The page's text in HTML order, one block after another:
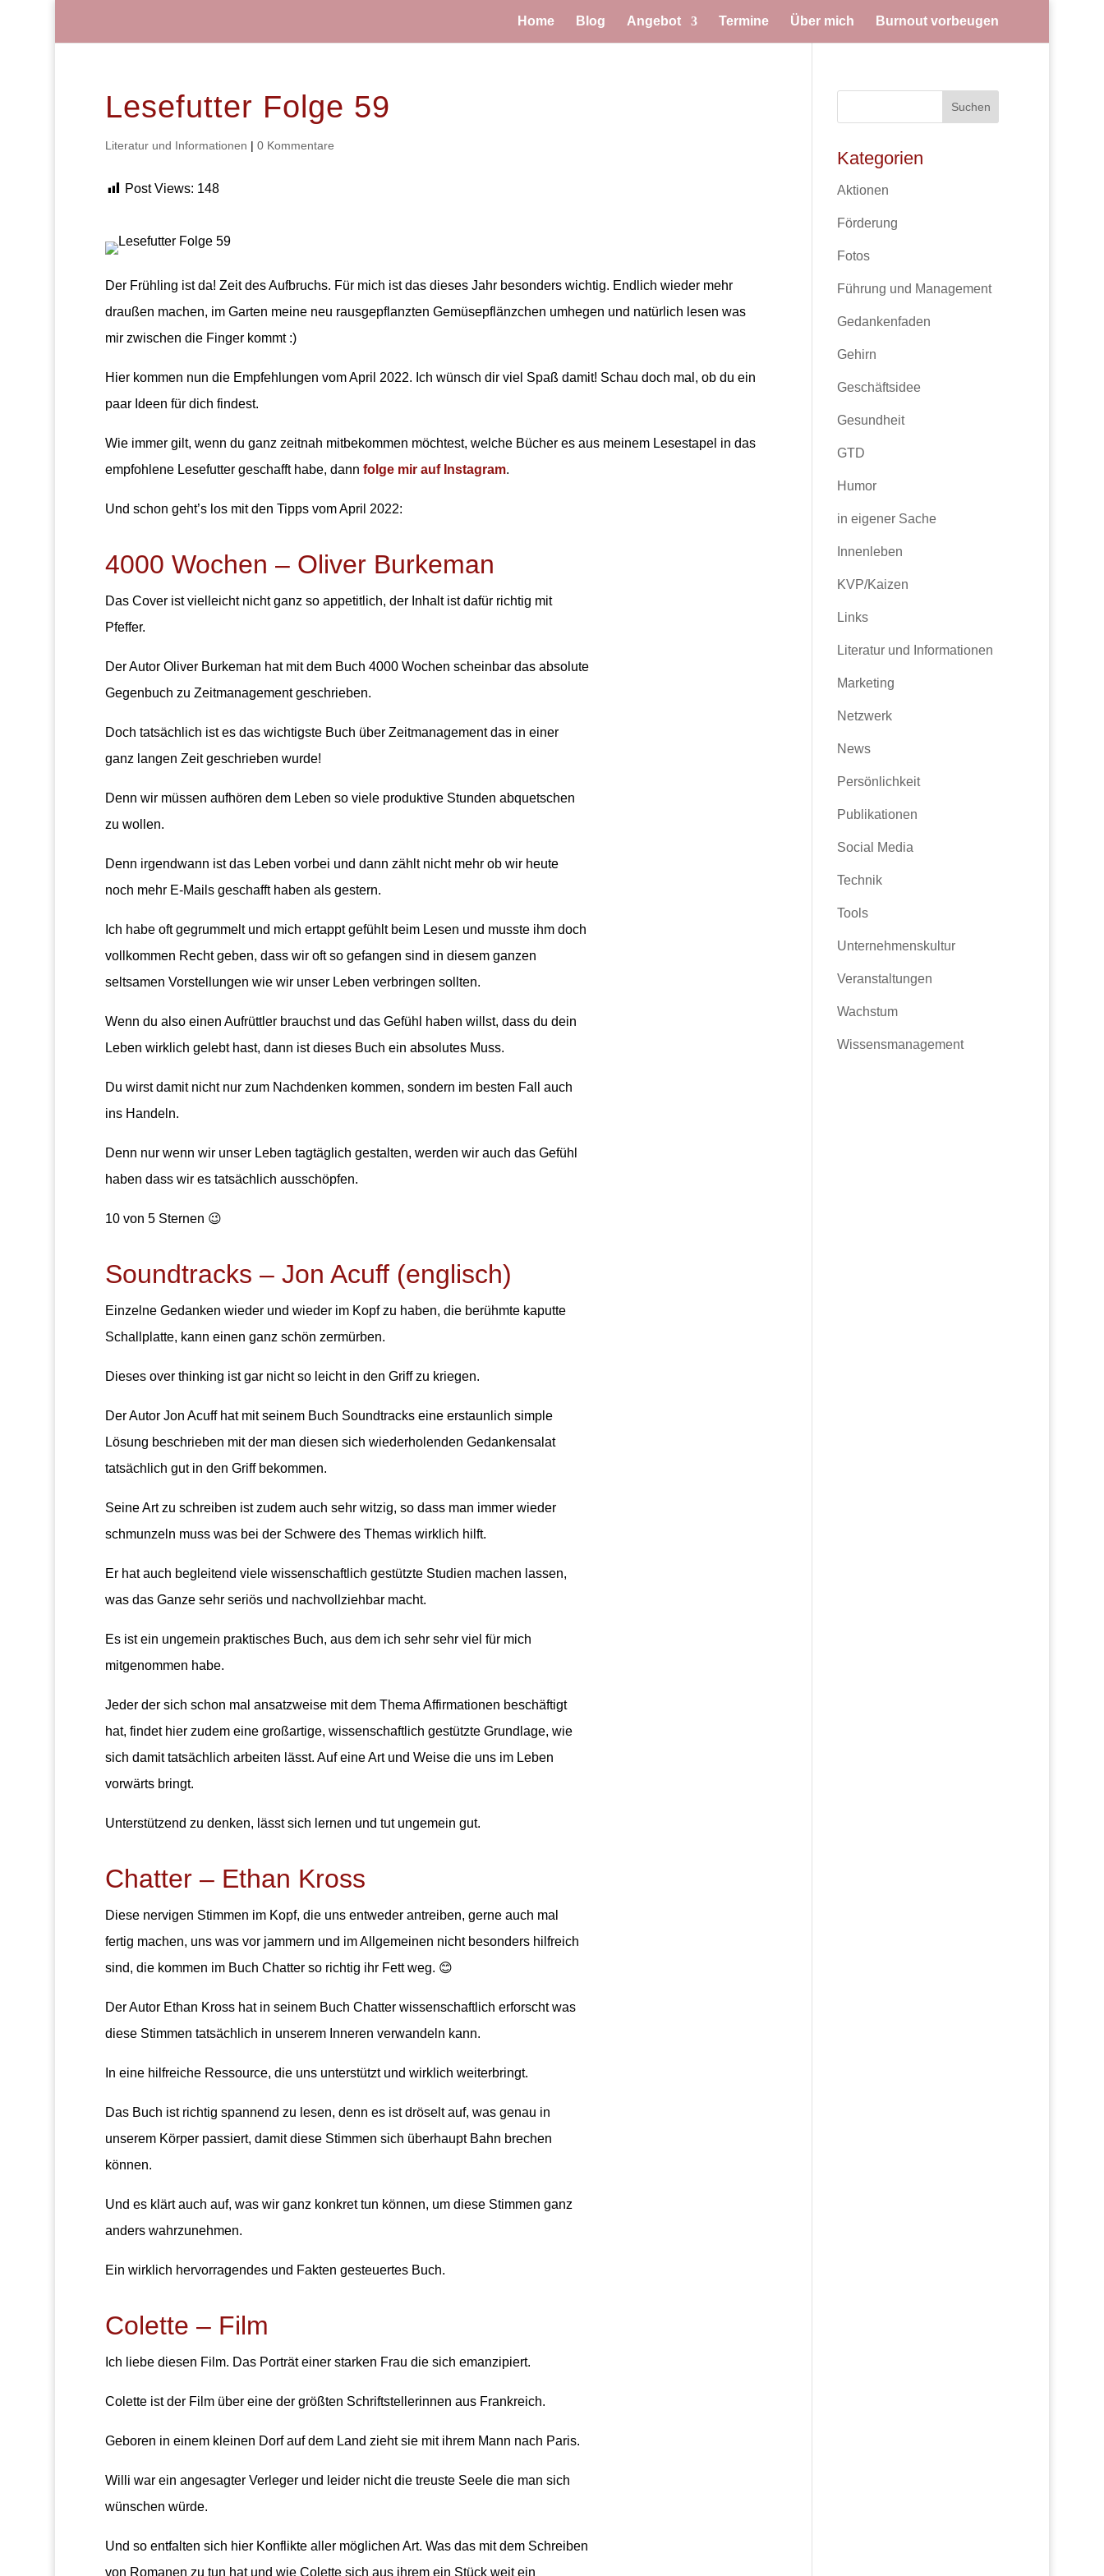
Home Blog Angebot Termine Über mich Burnout vorbeugen
Lesefutter Folge 59
Literatur und Informationen | 0 Kommentare
Post Views: 148
Der Frühling ist da! Zeit des Aufbruchs. Für mich ist das dieses Jahr besonders wichtig. Endlich wieder mehr
draußen machen, im Garten meine neu rausgepflanzten Gemüsepflänzchen umhegen und natürlich lesen was
mir zwischen die Finger kommt :)
Hier kommen nun die Empfehlungen vom April 2022. Ich wünsch dir viel Spaß damit! Schau doch mal, ob du ein
paar Ideen für dich findest.
Wie immer gilt, wenn du ganz zeitnah mitbekommen möchtest, welche Bücher es aus meinem Lesestapel in das
empfohlene Lesefutter geschafft habe, dann folge mir auf Instagram.
Und schon geht’s los mit den Tipps vom April 2022:
4000 Wochen – Oliver Burkeman
Das Cover ist vielleicht nicht ganz so appetitlich, der Inhalt ist dafür richtig mit
Pfeffer.
Der Autor Oliver Burkeman hat mit dem Buch 4000 Wochen scheinbar das absolute
Gegenbuch zu Zeitmanagement geschrieben.
Doch tatsächlich ist es das wichtigste Buch über Zeitmanagement das in einer
ganz langen Zeit geschrieben wurde!
Denn wir müssen aufhören dem Leben so viele produktive Stunden abquetschen
zu wollen.
Denn irgendwann ist das Leben vorbei und dann zählt nicht mehr ob wir heute
noch mehr E-Mails geschafft haben als gestern.
Ich habe oft gegrummelt und mich ertappt gefühlt beim Lesen und musste ihm doch
vollkommen Recht geben, dass wir oft so gefangen sind in diesem ganzen
seltsamen Vorstellungen wie wir unser Leben verbringen sollten.
Wenn du also einen Aufrüttler brauchst und das Gefühl haben willst, dass du dein
Leben wirklich gelebt hast, dann ist dieses Buch ein absolutes Muss.
Du wirst damit nicht nur zum Nachdenken kommen, sondern im besten Fall auch
ins Handeln.
Denn nur wenn wir unser Leben tagtäglich gestalten, werden wir auch das Gefühl
haben dass wir es tatsächlich ausschöpfen.
10 von 5 Sternen 😉
Soundtracks – Jon Acuff (englisch)
Einzelne Gedanken wieder und wieder im Kopf zu haben, die berühmte kaputte
Schallplatte, kann einen ganz schön zermürben.
Dieses over thinking ist gar nicht so leicht in den Griff zu kriegen.
Der Autor Jon Acuff hat mit seinem Buch Soundtracks eine erstaunlich simple
Lösung beschrieben mit der man diesen sich wiederholenden Gedankensalat
tatsächlich gut in den Griff bekommen.
Seine Art zu schreiben ist zudem auch sehr witzig, so dass man immer wieder
schmunzeln muss was bei der Schwere des Themas wirklich hilft.
Er hat auch begleitend viele wissenschaftlich gestützte Studien machen lassen,
was das Ganze sehr seriös und nachvollziehbar macht.
Es ist ein ungemein praktisches Buch, aus dem ich sehr sehr viel für mich
mitgenommen habe.
Jeder der sich schon mal ansatzweise mit dem Thema Affirmationen beschäftigt
hat, findet hier zudem eine großartige, wissenschaftlich gestützte Grundlage, wie
sich damit tatsächlich arbeiten lässt. Auf eine Art und Weise die uns im Leben
vorwärts bringt.
Unterstützend zu denken, lässt sich lernen und tut ungemein gut.
Chatter – Ethan Kross
Diese nervigen Stimmen im Kopf, die uns entweder antreiben, gerne auch mal
fertig machen, uns was vor jammern und im Allgemeinen nicht besonders hilfreich
sind, die kommen im Buch Chatter so richtig ihr Fett weg. 😊
Der Autor Ethan Kross hat in seinem Buch Chatter wissenschaftlich erforscht was
diese Stimmen tatsächlich in unserem Inneren verwandeln kann.
In eine hilfreiche Ressource, die uns unterstützt und wirklich weiterbringt.
Das Buch ist richtig spannend zu lesen, denn es ist dröselt auf, was genau in
unserem Körper passiert, damit diese Stimmen sich überhaupt Bahn brechen
können.
Und es klärt auch auf, was wir ganz konkret tun können, um diese Stimmen ganz
anders wahrzunehmen.
Ein wirklich hervorragendes und Fakten gesteuertes Buch.
Colette – Film
Ich liebe diesen Film. Das Porträt einer starken Frau die sich emanzipiert.
Colette ist der Film über eine der größten Schriftstellerinnen aus Frankreich.
Geboren in einem kleinen Dorf auf dem Land zieht sie mit ihrem Mann nach Paris.
Willi war ein angesagter Verleger und leider nicht die treuste Seele die man sich
wünschen würde.
Und so entfalten sich hier Konflikte aller möglichen Art. Was das mit dem Schreiben
von Romanen zu tun hat und wie Colette sich aus ihrem ein Stück weit ein
Kategorien
Aktionen
Förderung
Fotos
Führung und Management
Gedankenfaden
Gehirn
Geschäftsidee
Gesundheit
GTD
Humor
in eigener Sache
Innenleben
KVP/Kaizen
Links
Literatur und Informationen
Marketing
Netzwerk
News
Persönlichkeit
Publikationen
Social Media
Technik
Tools
Unternehmenskultur
Veranstaltungen
Wachstum
Wissensmanagement